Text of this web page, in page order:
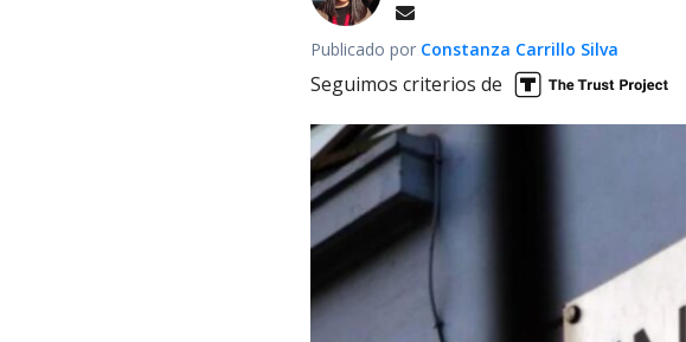
Publicado por Constanza Carrillo Silva
Seguimos criterios de